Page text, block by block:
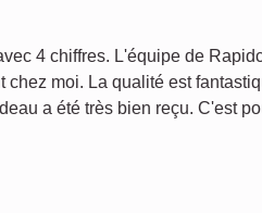
4 chiffres. L'équipe de
moi. La qualité est
a été très bien reçu. C'est